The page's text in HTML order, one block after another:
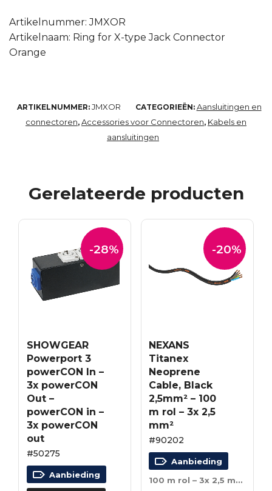
Artikelnummer: JMXOR
Artikelnaam: Ring for X-type Jack Connector
Orange
ARTIKELNUMMER: JMXOR CATEGORIEËN: Aansluitingen en
connectoren, Accessories voor Connectoren, Kabels en
aansluitingen
Gerelateerde producten
-28%
SHOWGEAR
Powerport 3
powerCON In –
3x powerCON
Out –
powerCON in –
3x powerCON
out
#50275
Aanbieding
-20%
NEXANS
Titanex
Neoprene
Cable, Black
2,5mm² – 100
m rol – 3x 2,5
mm²
#90202
Aanbieding
100 m rol – 3x 2,5 mm²